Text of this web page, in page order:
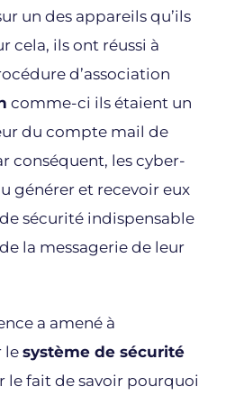
un des appareils qu’ils
cela, ils ont réussi à
d’association
comme-ci ils étaient un
du compte mail de
conséquent, les cyber-
générer et recevoir eux
sécurité indispensable
la messagerie de leur
a amené à
le système de sécurité
le fait de savoir pourquoi